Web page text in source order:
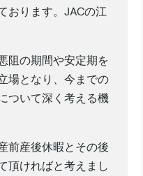
おります。JACの江
阻の期間や安定期を
場となり、今までの
ついて深く考える機
前産後休暇とその後
頂ければと考えまし